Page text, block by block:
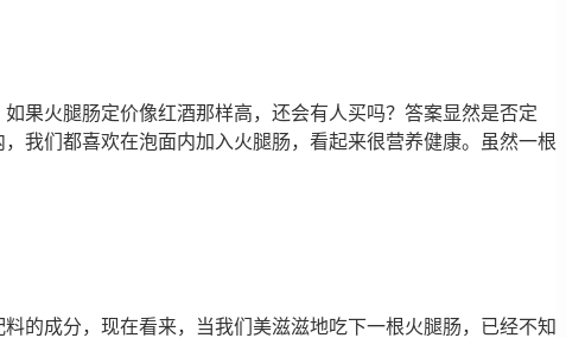
果火腿肠定价像红酒那样高，还会有人买吗？答案显然是否定
我们都喜欢在泡面内加入火腿肠，看起来很营养健康。虽然一根
的成分，现在看来，当我们美滋滋地吃下一根火腿肠，已经不知